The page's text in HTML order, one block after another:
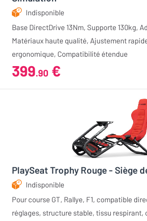
Indisponible
Base DirectDrive 13Nm, Supporte 130kg,
Matériaux haute qualité, Ajustement
ergonomique, Compatibilité étendue
399.90 €
PlaySeat Trophy Rouge - Siège
Indisponible
Pour course GT, Rallye, F1, compatible
réglages, structure stable, tissu respirant,